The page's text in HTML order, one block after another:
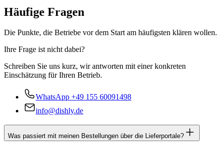
Häufige Fragen
Die Punkte, die Betriebe vor dem Start am häufigsten klären wollen.
Ihre Frage ist nicht dabei?
Schreiben Sie uns kurz, wir antworten mit einer konkreten
Einschätzung für Ihren Betrieb.
WhatsApp +49 155 60091498
info@dishly.de
Was passiert mit meinen Bestellungen über die Lieferportale?